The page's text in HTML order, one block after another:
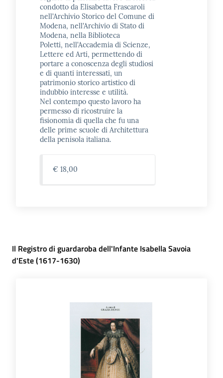
condotto da Elisabetta Frascaroli
nell'Archivio Storico del Comune di
Modena, nell'Archivio di Stato di
Modena, nella Biblioteca
Poletti, nell'Accademia di Scienze,
Lettere ed Arti, permettendo di
portare a conoscenza degli studiosi
e di quanti interessati, un
patrimonio storico artistico di
indubbio interesse e utilità.
Nel contempo questo lavoro ha
permesso di ricostruire la
fisionomia di quella che fu una
delle prime scuole di Architettura
della penisola italiana.
€ 18,00
Il Registro di guardaroba dell'Infante Isabella Savoia
d'Este (1617-1630)